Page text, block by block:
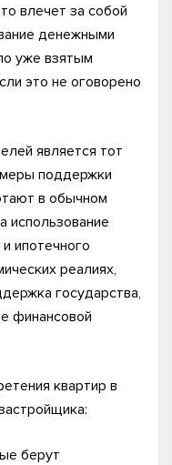
влечет за собой
денежными
уже взятым
это не оговорено
является тот
поддержки
в обычном
использование
ипотечного
реалиях,
государства,
финансовой
квартир в
берут